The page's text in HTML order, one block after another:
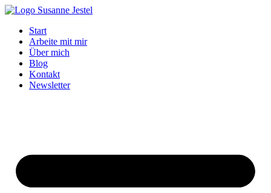
Zum
springenStart
Arbeite mit mir
Über mich
Blog
Kontakt
Newsletter